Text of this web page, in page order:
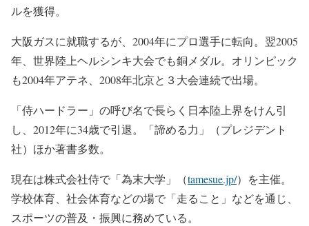
ルを獲得。
大阪ガスに就職するが、2004年にプロ選手に転向。翌2005
年、世界陸上ヘルシンキ大会でも銅メダル。オリンピック
も2004年アテネ、2008年北京と３大会連続で出場。
「侍ハードラー」の呼び名で長らく日本陸上界をけん引
し、2012年に34歳で引退。「諦める力」（プレジデント
社）ほか著書多数。
現在は株式会社侍で「為末大学」（tamesue.jp/）を主催。
学校体育、社会体育などの場で「走ること」などを通じ、
スポーツの普及・振興に務めている。